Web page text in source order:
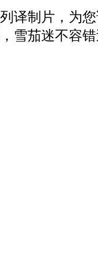
译制片，为
雪茄迷不容